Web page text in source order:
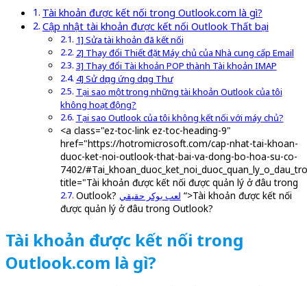
Tài khoản được kết nối trong Outlook.com là gì?
Cập nhật tài khoản được kết nối Outlook Thất bại
1] Sửa tài khoản đã kết nối
2] Thay đổi Thiết đặt Máy chủ của Nhà cung cấp Email
3] Thay đổi Tài khoản POP thành Tài khoản IMAP
4] Sử dụng ứng dụng Thư
Tại sao một trong những tài khoản Outlook của tôi
không hoạt động?
Tại sao Outlook của tôi không kết nối với máy chủ?
<a class="ez-toc-link ez-toc-heading-9"
href="https://hotromicrosoft.com/cap-nhat-tai-khoan-
duoc-ket-noi-outlook-that-bai-va-dong-bo-hoa-su-co-
7402/
title="Tài khoản được kết nối được quản lý ở đâu trong
Outlook? لعب بوكر حقيقي “>Tài khoản được kết nối
được quản lý ở đâu trong Outlook?
Tài khoản được kết nối trong
Outlook.com là gì?